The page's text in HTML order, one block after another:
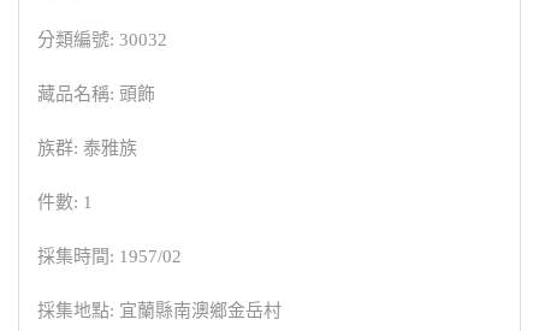
分類編號: 30032
藏品名稱: 頭飾
族群: 泰雅族
件數: 1
採集時間: 1957/02
採集地點: 宜蘭縣南澳鄉金岳村